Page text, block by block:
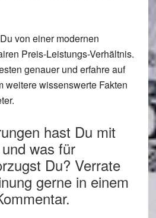
von einer modernen
Preis-Leistungs-Verhältnis.
genauer und erfahre auf
weitere wissenswerte Fakten
hast Du mit
was für
Du? Verrate
gerne in einem